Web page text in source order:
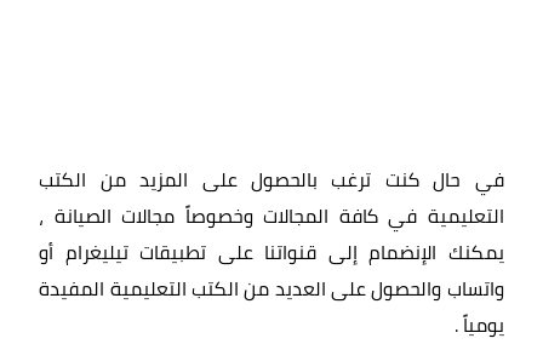
في حال كنت ترغب بالحصول على المزيد من الكتب
التعليمية في كافة المجالات وخصوصاً مجالات الصيانة ،
يمكنك الإنضمام إلى قنواتنا على تطبيقات تيليغرام أو
واتساب والحصول على العديد من الكتب التعليمية المفيدة
يومياً.